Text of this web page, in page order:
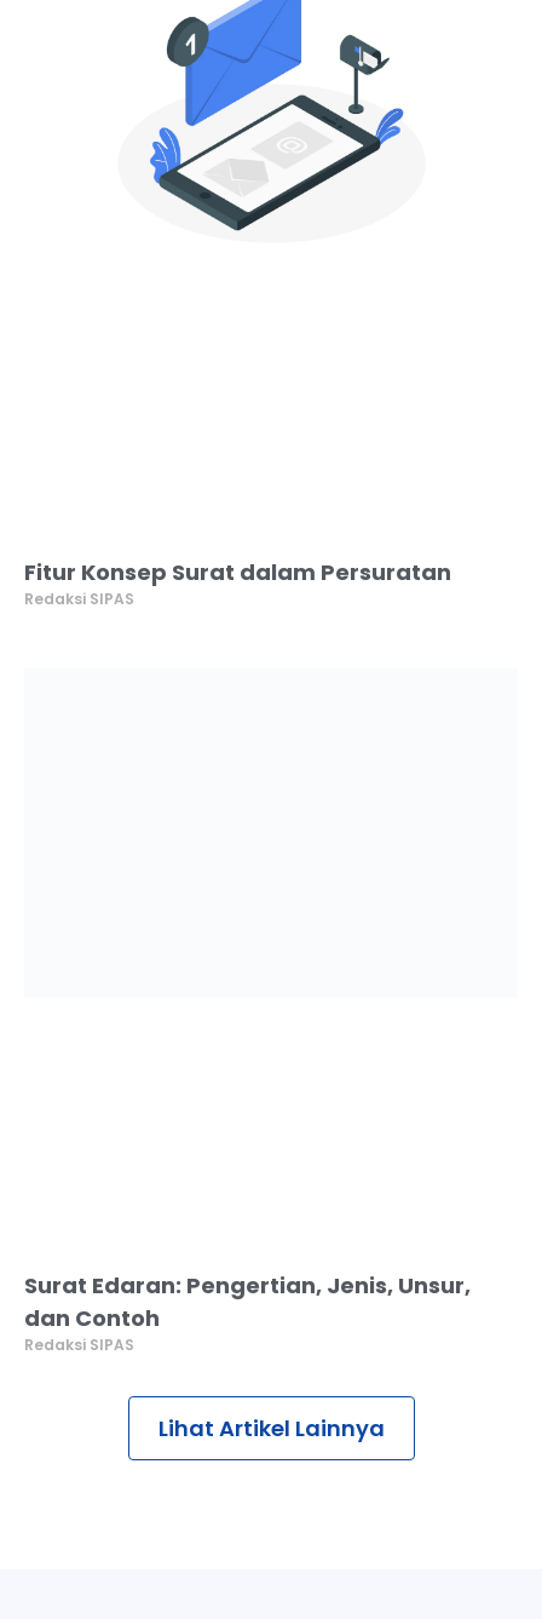
Fitur Konsep Surat dalam Persuratan
Redaksi SIPAS
Surat Edaran: Pengertian, Jenis, Unsur,
dan Contoh
Redaksi SIPAS
Lihat Artikel Lainnya